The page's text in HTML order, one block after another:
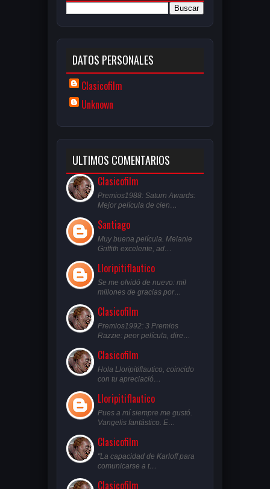
DATOS PERSONALES
Clasicofilm
Unknown
ULTIMOS COMENTARIOS
Clasicofilm
Premios1988: Saturn Awards:
Mejor película de cien…
Santiago
Muy buena película. Melanie
Griffith excelente, ad…
Lloripitiflautico
Se me olvidó de nuevo: mil
millones de gracias por…
Clasicofilm
Premios1992: 3 Premios
Razzie: peor película, dire…
Clasicofilm
Hola Lloripitiflautico, coincido
con tu apreciació…
Lloripitiflautico
Pues a mí siempre me gustó.
Vangelis fantástico. E…
Clasicofilm
"La capacidad de Karloff para
comunicarse a t…
Clasicofilm